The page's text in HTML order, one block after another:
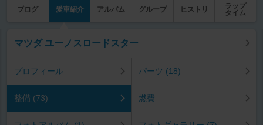
ブログ 愛車紹介 アルバム グループ ヒストリ
ラップ
タイム
マツダ ユーノスロードスター
プロフィール パーツ (18)
整備 (73) 燃費